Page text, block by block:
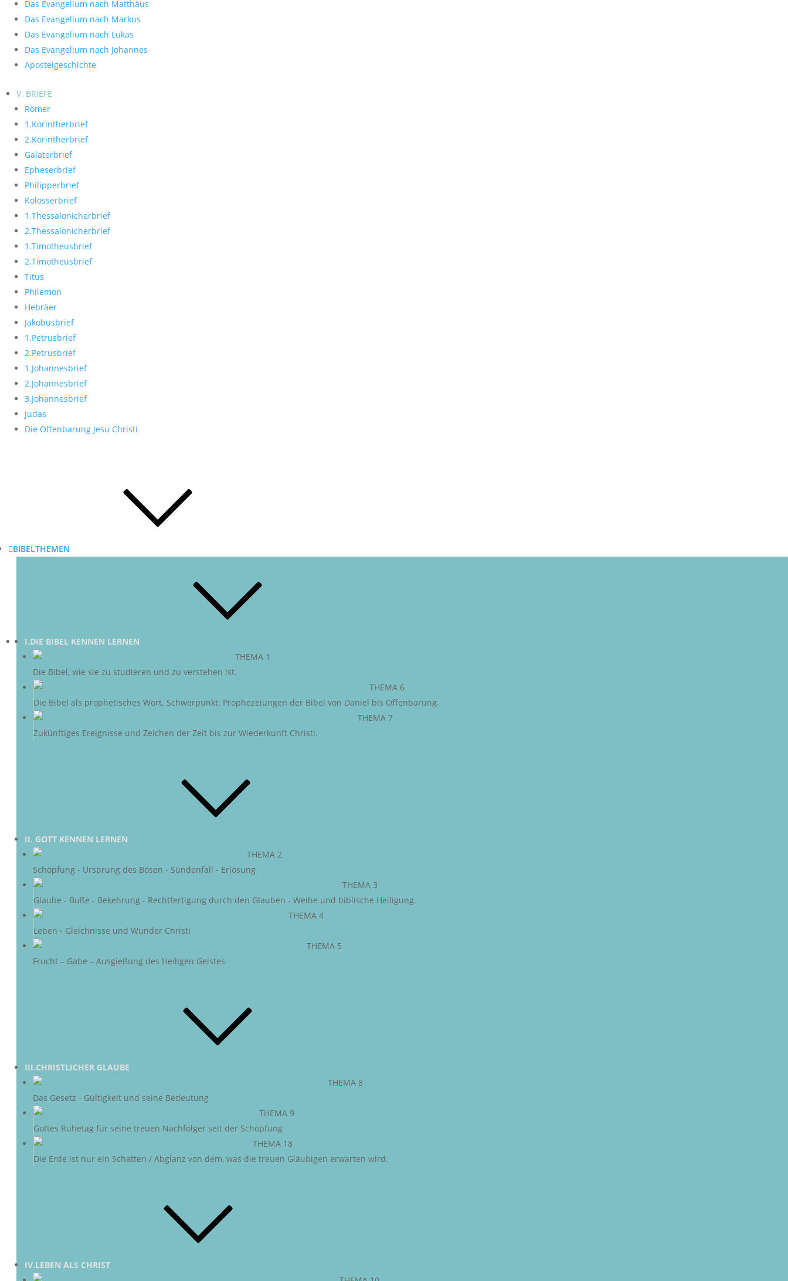
Das Evangelium nach Matthäus
Das Evangelium nach Markus
Das Evangelium nach Lukas
Das Evangelium nach Johannes
Apostelgeschichte
V. BRIEFE
Römer
1.Korintherbrief
2.Korintherbrief
Galaterbrief
Epheserbrief
Philipperbrief
Kolosserbrief
1.Thessalonicherbrief
2.Thessalonicherbrief
1.Timotheusbrief
2.Timotheusbrief
Titus
Philemon
Hebräer
Jakobusbrief
1.Petrusbrief
2.Petrusbrief
1.Johannesbrief
2.Johannesbrief
3.Johannesbrief
Judas
Die Offenbarung Jesu Christi
BIBELTHEMEN
I.DIE BIBEL KENNEN LERNEN
THEMA 1
Die Bibel, wie sie zu studieren und zu verstehen ist.
THEMA 6
Die Bibel als prophetisches Wort. Schwerpunkt: Prophezeiungen der Bibel von Daniel bis Offenbarung.
THEMA 7
Zukünftiges Ereignisse und Zeichen der Zeit bis zur Wiederkunft Christi.
II. GOTT KENNEN LERNEN
THEMA 2
Schöpfung - Ursprung des Bösen - Sündenfall - Erlösung
THEMA 3
Glaube - Buße - Bekehrung - Rechtfertigung durch den Glauben - Weihe und biblische Heiligung.
THEMA 4
Leben - Gleichnisse und Wunder Christi
THEMA 5
Frucht – Gabe – Ausgießung des Heiligen Geistes
III.CHRISTLICHER GLAUBE
THEMA 8
Das Gesetz - Gültigkeit und seine Bedeutung
THEMA 9
Gottes Ruhetag für seine treuen Nachfolger seit der Schöpfung
THEMA 18
Die Erde ist nur ein Schatten / Abglanz von dem, was die treuen Gläubigen erwarten wird.
IV.LEBEN ALS CHRIST